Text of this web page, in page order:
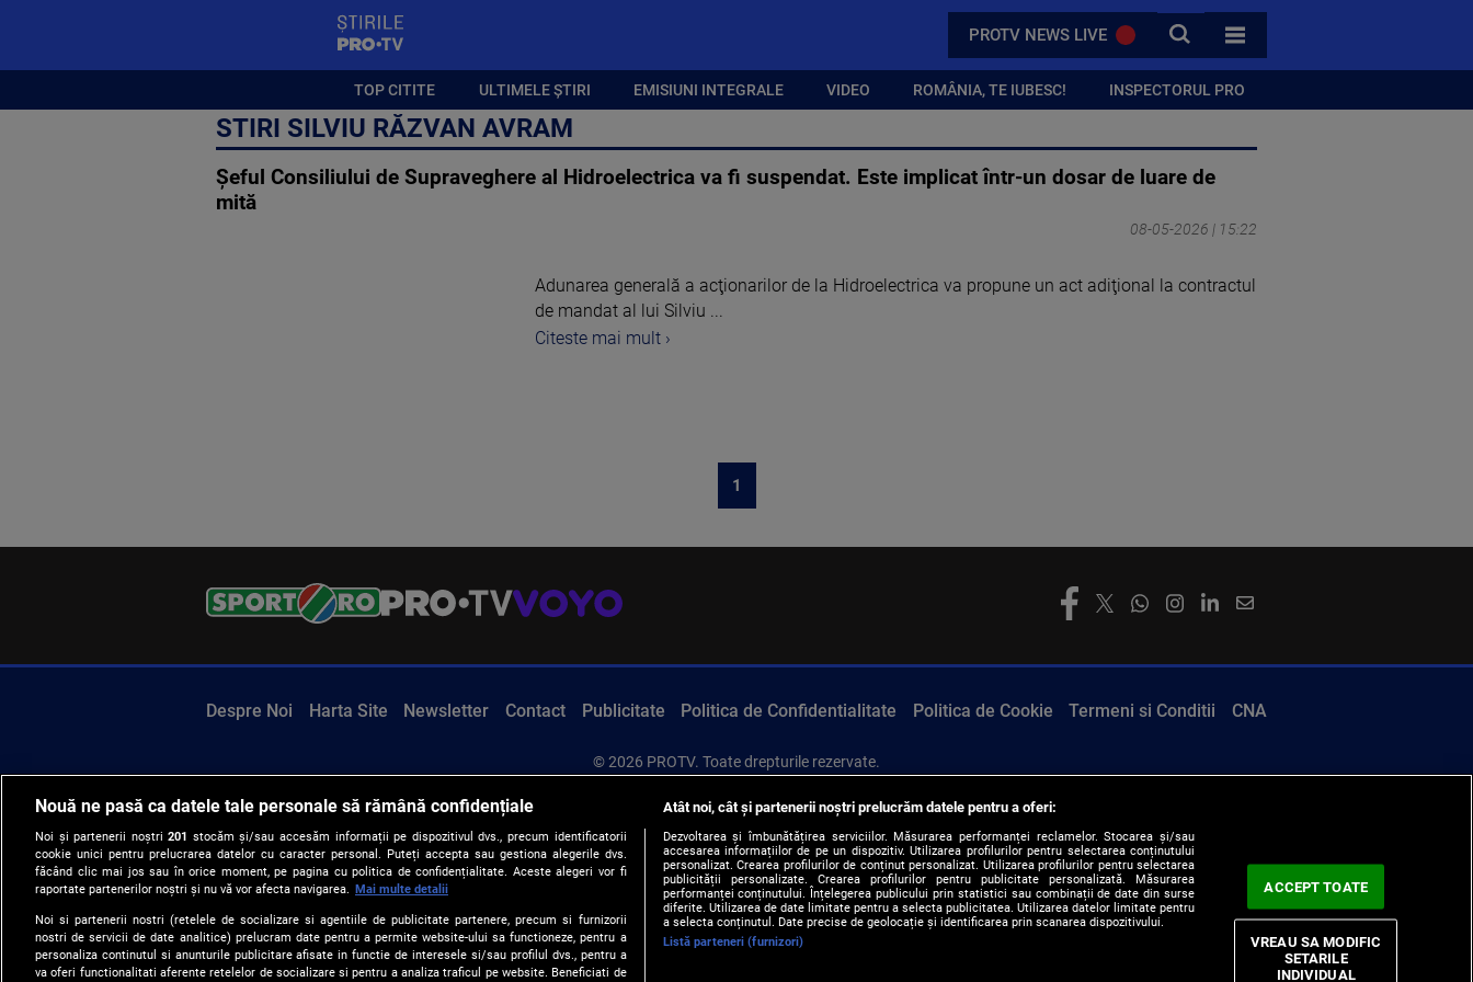
PROTV NEWS LIVE CAUTA
TOATE CATEGORIILE
TOP CITITE ULTIMELE ȘTIRI EMISIUNI INTEGRALE VIDEO ROMÂNIA, TE IUBESC! INSPECTORUL PRO
STIRI SILVIU RĂZVAN AVRAM
Șeful Consiliului de Supraveghere al Hidroelectrica va fi suspendat. Este implicat într-un dosar de luare de
mită
08-05-2026 | 15:22
Adunarea generală a acţionarilor de la Hidroelectrica va propune un act adiţional la contractul
de mandat al lui Silviu ...
Citeste mai mult ›
1
Despre Noi Harta Site Newsletter Contact Publicitate Politica de Confidentialitate Politica de Cookie Termeni si Conditii CNA
© 2026 PROTV. Toate drepturile rezervate.
Nouă ne pasă ca datele tale personale să rămână confidențiale
Noi și partenerii noștri201 stocăm și/sau accesăm informații pe dispozitivul dvs., precum identificatorii
cookie unici pentru prelucrarea datelor cu caracter personal. Puteți accepta sau gestiona alegerile dvs.
făcând clic mai jos sau în orice moment, pe pagina cu politica de confidențialitate. Aceste alegeri vor fi
raportate partenerilor noștri și nu vă vor afecta navigarea.
Mai multe detalii
Noi si partenerii nostri (retelele de socializare si agentiile de publicitate partenere, precum si furnizorii
nostri de servicii de date analitice) prelucram date pentru a permite website-ului sa functioneze, pentru a
personaliza continutul si anunturile publicitare afisate in functie de interesele si/sau profilul dvs., pentru a
va oferi functionalitati aferente retelelor de socializare si pentru a analiza traficul pe website. Beneficiati de
Atât noi, cât și partenerii noștri prelucrăm datele pentru a oferi:
Dezvoltarea și îmbunătățirea serviciilor. Măsurarea performanței reclamelor. Stocarea și/sau
accesarea informațiilor de pe un dispozitiv. Utilizarea profilurilor pentru selectarea conținutului
personalizat. Crearea profilurilor de conținut personalizat. Utilizarea profilurilor pentru selectarea
publicității personalizate. Crearea profilurilor pentru publicitate personalizată. Măsurarea
performanței conținutului. Înțelegerea publicului prin statistici sau combinații de date din surse
diferite. Utilizarea de date limitate pentru a selecta publicitatea. Utilizarea datelor limitate pentru
a selecta conținutul. Date precise de geolocație și identificarea prin scanarea dispozitivului.
Listă parteneri (furnizori)
ACCEPT TOATE
VREAU SA MODIFIC
SETARILE
INDIVIDUAL